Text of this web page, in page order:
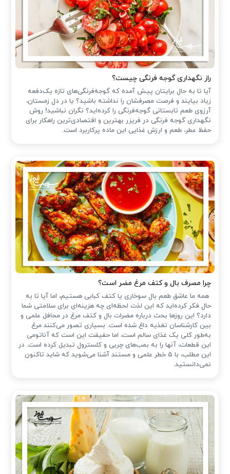
راز نگهداری گوجه فرنگی چیست؟
آیا تا به حال برایتان پیش آمده که گوجه‌فرنگی‌های تازه یک‌دفعه
زیاد بیایند و فرصت مصرفشان را نداشته باشید؟ یا در دل زمستان،
آرزوی طعم تابستانی گوجه‌فرنگی را کرده‌اید؟ نگران نباشید! روش
نگهداری گوجه فرنگی در فریزر بهترین و اقتصادی‌ترین راهکار برای
حفظ عطر، طعم و ارزش غذایی این ماده پرکاربرد است.
چرا مصرف بال و کتف مرغ مضر است؟
همه ما عاشق طعم بال سوخاری یا کتف کبابی هستیم، اما آیا تا به
حال فکر کرده‌اید که این لذت لحظه‌ای چه هزینه‌ای برای سلامتی شما
دارد؟ این روزها بحث درباره مضرات بال و کتف مرغ در محافل علمی و
بین کارشناسان تغذیه داغ شده است. بسیاری تصور می‌کنند مرغ
به‌طور کلی یک غذای سالم است، اما حقیقت این است که آناتومی
این قطعات، آنها را به بمب‌های چربی و کلسترول تبدیل کرده است. در
این مطلب، با ۵ خطر علمی و مستند آشنا می‌شوید که شاید تاکنون
نمی‌دانستید.